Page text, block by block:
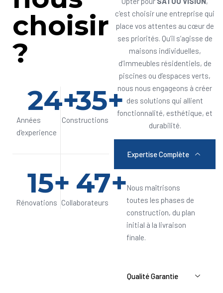
choisir
?
Années
d'experience
24+
Constructions
35+
Rénovations
15+
Collaborateurs
47+
c’est choisir une entreprise qui
place vos attentes au cœur de
ses priorités. Qu’il s’agisse de
maisons individuelles,
d’immeubles résidentiels, de
piscines ou d’espaces verts,
nous nous engageons à créer
des solutions qui allient
fonctionnalité, esthétique, et
durabilité.
Expertise Complète
Nous maîtrisons
toutes les phases de
construction, du plan
initial à la livraison
finale.
Qualité Garantie